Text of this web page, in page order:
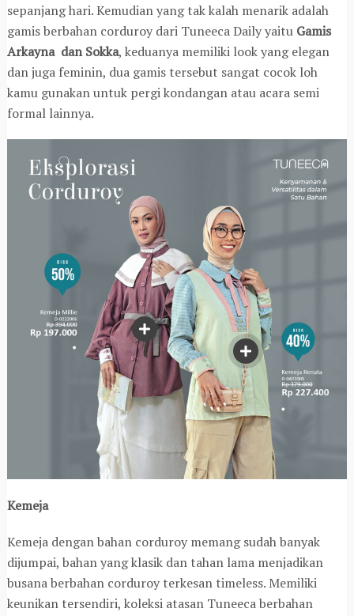
sepanjang hari. Kemudian yang tak kalah menarik adalah
gamis berbahan corduroy dari Tuneeca Daily yaitu Gamis
Arkayna dan Sokka, keduanya memiliki look yang elegan
dan juga feminin, dua gamis tersebut sangat cocok loh
kamu gunakan untuk pergi kondangan atau acara semi
formal lainnya.
Kemeja
Kemeja dengan bahan corduroy memang sudah banyak
dijumpai, bahan yang klasik dan tahan lama menjadikan
busana berbahan corduroy terkesan timeless. Memiliki
keunikan tersendiri, koleksi atasan Tuneeca berbahan